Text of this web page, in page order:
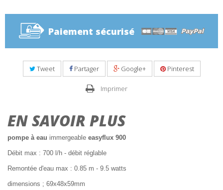
Paiement sécurisé
Tweet Partager Google+ Pinterest
Imprimer
EN SAVOIR PLUS
pompe à eau immergeable easyflux 900
Débit max : 700 l/h - débit réglable
Remontée d'eau max : 0.85 m - 9.5 watts
dimensions ; 69x48x59mm